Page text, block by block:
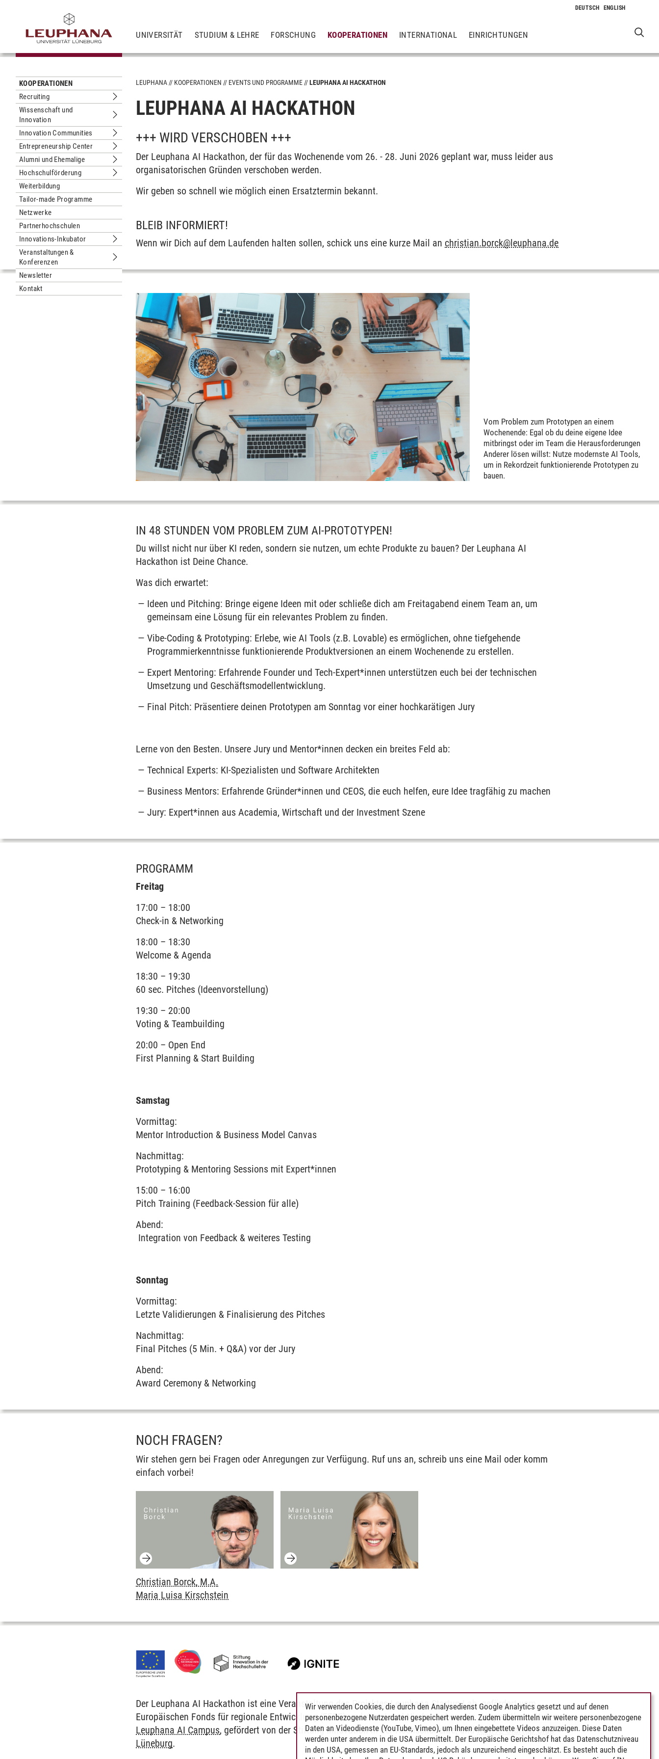
UNIVERSITÄT STUDIUM & LEHRE FORSCHUNG KOOPERATIONEN INTERNATIONAL EINRICHTUNGEN
KOOPERATIONEN
Recruiting
Untermenu Recruiting
Wissenschaft und
Innovation
Untermenu Wissenschaft und Innovation
Innovation Communities
Untermenu Innovation Communities
Entrepreneurship Center
Untermenu Entrepreneurship Center
Alumni und Ehemalige
Untermenu Alumni und Ehemalige
Hochschulförderung
Untermenu Hochschulförderung
Weiterbildung
Tailor-made Programme
Netzwerke
Partnerhochschulen
Innovations-Inkubator
Untermenu Innovations-Inkubator
Veranstaltungen &
Konferenzen
Untermenu Veranstaltungen & Konferenzen
Newsletter
Kontakt
LEUPHANA KOOPERATIONEN EVENTS UND PROGRAMME LEUPHANA AI HACKATHON
LEUPHANA AI HACKATHON
+++ WIRD VERSCHOBEN +++
Der Leuphana AI Hackathon, der für das Wochenende vom 26. - 28. Juni 2026 geplant war, muss leider aus
organisatorischen Gründen verschoben werden.
Wir geben so schnell wie möglich einen Ersatztermin bekannt.
BLEIB INFORMIERT!
Wenn wir Dich auf dem Laufenden halten sollen, schick uns eine kurze Mail an christian.borck@leuphana.de
Vom Problem zum Prototypen an einem
Wochenende: Egal ob du deine eigene Idee
mitbringst oder im Team die Herausforderungen
Anderer lösen willst: Nutze modernste AI Tools,
um in Rekordzeit funktionierende Prototypen zu
bauen.
IN 48 STUNDEN VOM PROBLEM ZUM AI-PROTOTYPEN!
Du willst nicht nur über KI reden, sondern sie nutzen, um echte Produkte zu bauen? Der Leuphana AI
Hackathon ist Deine Chance.
Was dich erwartet:
Ideen und Pitching: Bringe eigene Ideen mit oder schließe dich am Freitagabend einem Team an, um
gemeinsam eine Lösung für ein relevantes Problem zu finden.
Vibe-Coding & Prototyping: Erlebe, wie AI Tools (z.B. Lovable) es ermöglichen, ohne tiefgehende
Programmierkenntnisse funktionierende Produktversionen an einem Wochenende zu erstellen.
Expert Mentoring: Erfahrende Founder und Tech-Expert*innen unterstützen euch bei der technischen
Umsetzung und Geschäftsmodellentwicklung.
Final Pitch: Präsentiere deinen Prototypen am Sonntag vor einer hochkarätigen Jury
Lerne von den Besten. Unsere Jury und Mentor*innen decken ein breites Feld ab:
Technical Experts: KI-Spezialisten und Software Architekten
Business Mentors: Erfahrende Gründer*innen und CEOS, die euch helfen, eure Idee tragfähig zu machen
Jury: Expert*innen aus Academia, Wirtschaft und der Investment Szene
PROGRAMM
Freitag
17:00 – 18:00
Check-in & Networking
18:00 – 18:30
Welcome & Agenda
18:30 – 19:30
60 sec. Pitches (Ideenvorstellung)
19:30 – 20:00
Voting & Teambuilding
20:00 – Open End
First Planning & Start Building
Samstag
Vormittag:
Mentor Introduction & Business Model Canvas
Nachmittag:
Prototyping & Mentoring Sessions mit Expert*innen
15:00 – 16:00
Pitch Training (Feedback-Session für alle)
Abend:
Integration von Feedback & weiteres Testing
Sonntag
Vormittag:
Letzte Validierungen & Finalisierung des Pitches
Nachmittag:
Final Pitches (5 Min. + Q&A) vor der Jury
Abend:
Award Ceremony & Networking
NOCH FRAGEN?
Wir stehen gern bei Fragen oder Anregungen zur Verfügung. Ruf uns an, schreib uns eine Mail oder komm
einfach vorbei!
Christian Borck, M.A.
Maria Luisa Kirschstein
Der Leuphana AI Hackathon ist eine Veranstaltung des Projektes Leuphana Startup Lab , gefördert vom
Europäischen Fonds für regionale Entwicklung (EFRE) und dem Land Niedersachsen, in Kooperation mit dem
Leuphana AI Campus, gefördert von der Stiftung Innovation in der Hochschullehre, undIGNITE Startup Club
Lüneburg.
Wir verwenden Cookies, die durch den Analysedienst Google Analytics gesetzt und auf denen
personenbezogene Nutzerdaten gespeichert werden. Zudem übermitteln wir weitere personenbezogene
Daten an Videodienste (YouTube, Vimeo), um Ihnen eingebettete Videos anzuzeigen. Diese Daten
werden unter anderem in die USA übermittelt. Der Europäische Gerichtshof hat das Datenschutzniveau
in den USA, gemessen an EU-Standards, jedoch als unzureichend eingeschätzt. Es besteht auch die